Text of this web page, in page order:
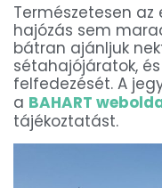
Természetesen
hajózás sem
bátran ajánljuk
sétahajójáratok,
felfedezését. A
a BAHART
tájékoztatást.